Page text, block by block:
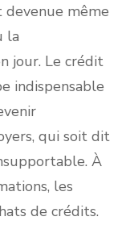
devenue même
la
jour. Le crédit
indispensable
qui soit dit
À
les
de crédits.